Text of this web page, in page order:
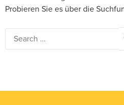
Probieren Sie es über die